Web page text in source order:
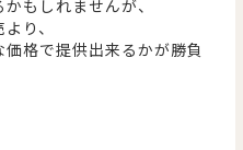
もしれませんが、
り、
格で提供出来るかが勝負